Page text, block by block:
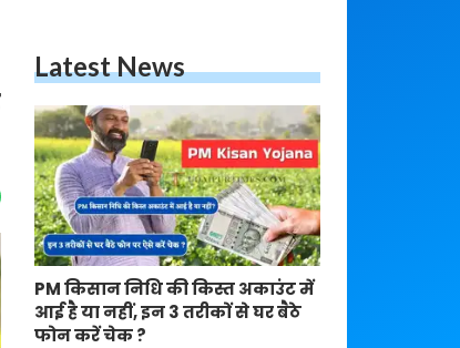
Latest News
PM किसान निधि की किस्त अकाउंट में
आई है या नहीं, इन 3 तरीकों से घर बैठे
फोन करें चेक ?